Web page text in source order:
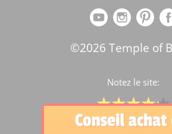
©2026 Temple of
Notez le site:
Comparateur de prix